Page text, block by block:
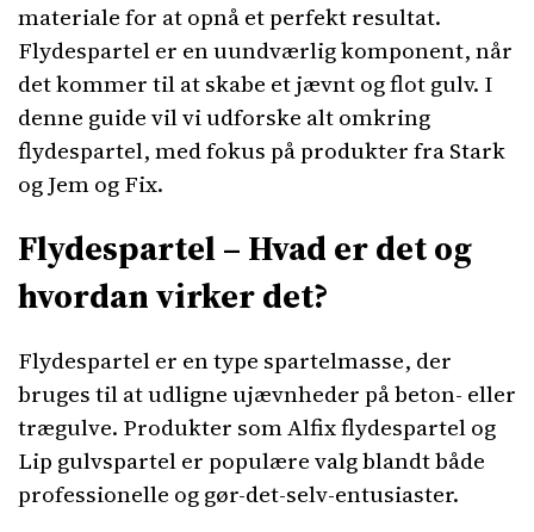
materiale for at opnå et perfekt resultat.
Flydespartel er en uundværlig komponent, når
det kommer til at skabe et jævnt og flot gulv. I
denne guide vil vi udforske alt omkring
flydespartel, med fokus på produkter fra Stark
og Jem og Fix.
Flydespartel – Hvad er det og
hvordan virker det?
Flydespartel er en type spartelmasse, der
bruges til at udligne ujævnheder på beton- eller
trægulve. Produkter som Alfix flydespartel og
Lip gulvspartel er populære valg blandt både
professionelle og gør-det-selv-entusiaster.